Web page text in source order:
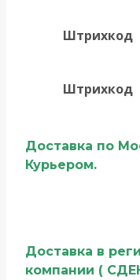
Штрихкод
Штрихкод
Доставка по
Курьером.
Доставка в
компании (